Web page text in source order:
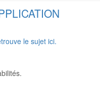
le sujet ici.